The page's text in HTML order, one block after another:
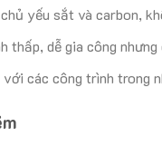
yếu sắt và carbon,
thấp, dễ gia công
với các công trình trong